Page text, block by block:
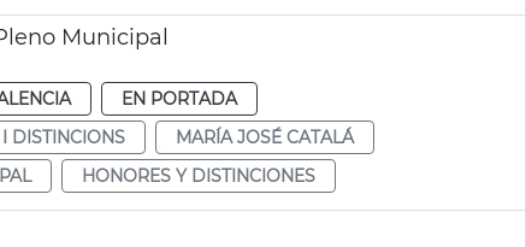
Municipal
EN PORTADA
DISTINCIONS
MARÍA JOSÉ CATALÁ
HONORES Y DISTINCIONES